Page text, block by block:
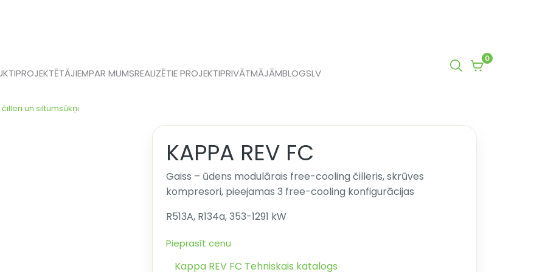
PROJEKTĒTĀJIEMPAR MUMSREALIZĒTIE PROJEKTIPRIVĀTMĀJĀMBLOGSLV
0
0
un siltumsūkņi
KAPPA REV FC
Gaiss – ūdens modulārais free-cooling čilleris, skrūves
kompresori, pieejamas 3 free-cooling konfigurācijas
R513A, R134a, 353-1291 kW
Pieprasīt cenu
Kappa REV FC Tehniskais katalogs